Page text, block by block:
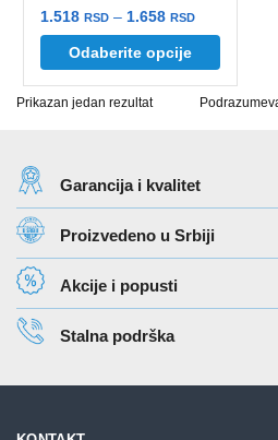
1.518RSD – 1.658RSDRaspon
cena:
1.518 rsd
do
Odaberite opcije
Ovaj
ima
Opcije
mogu
biti
izabrane
na
stranici
proizvoda.
Prikazan jedan rezultat
Garancija i kvalitet
Proizvedeno u Srbiji
Akcije i popusti
Stalna podrška